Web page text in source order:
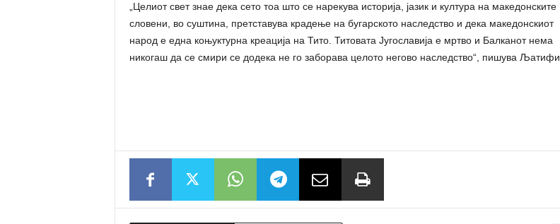
„Целиот свет знае дека сето тоа што се нарекува историја, јазик и култура на македонските
словени, во суштина, претставува крадење на бугарското наследство и дека македонскиот
народ е една коњуктурна креација на Тито. Титовата Југославија е мртво и Балканот нема
никогаш да се смири се додека не го заборава целото негово наследство“, пишува Љатифи.